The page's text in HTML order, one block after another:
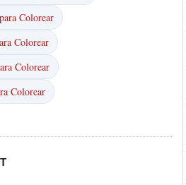
Colorear
Colorear
Colorear
Colorear